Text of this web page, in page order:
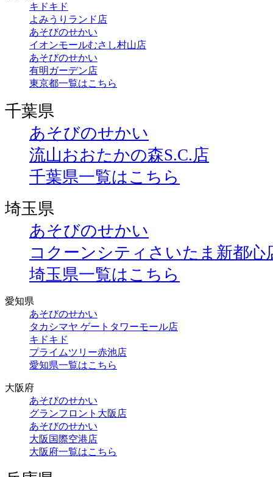
キドキド
よみうりランド店
あそびのせかい
イオンモールむさし村山店
あそびのせかい
有明ガーデン店
東京都一覧はこちら
千葉県
あそびのせかい
流山おおたかの森S.C.店
千葉県一覧はこちら
埼玉県
あそびのせかい
コクーンシティさいたま新都心
埼玉県一覧はこちら
愛知県
あそびのせかい
タカシマヤ ゲートタワーモール店
キドキド
プライムツリー赤池店
愛知県一覧はこちら
大阪府
あそびのせかい
グランフロント大阪店
あそびのせかい
大阪国際空港店
大阪府一覧はこちら